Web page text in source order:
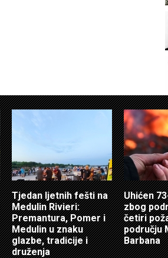
Tjedan ljetnih fešti na
Medulin Rivieri:
Premantura, Pomer i
Medulin u znaku
glazbe, tradicije i
druženja
Uhićen
zbog
četiri
području
Barbana